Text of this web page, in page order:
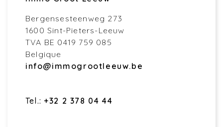
Bergensesteenweg 273
1600 Sint-Pieters-Leeuw
TVA BE 0419 759 085
Belgique
info@immogrootleeuw.be
Tel.: +32 2 378 04 44